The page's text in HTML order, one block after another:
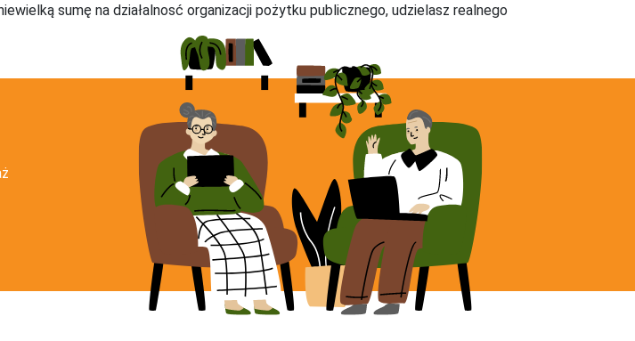
sumę na działalnosć organizacji pożytku publicznego, udzielasz realnego